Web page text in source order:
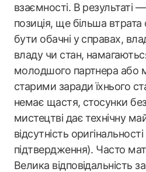
взаємності. В результаті
позиція, ще більша
бути обачні у справах,
владу чи стан,
молодшого партнера або
старими заради їхнього
немає щастя, стосунки
мистецтві дає технічну
відсутність
підтвердження). Часто
Велика відповідальність